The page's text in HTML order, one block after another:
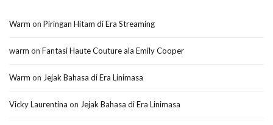
Warm on Piringan Hitam di Era Streaming
warm on Fantasi Haute Couture ala Emily Cooper
Warm on Jejak Bahasa di Era Linimasa
Vicky Laurentina on Jejak Bahasa di Era Linimasa